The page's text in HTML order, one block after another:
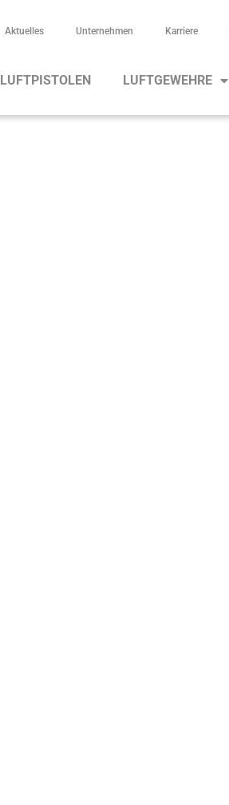
Aktuelles Unternehmen Karriere
LUFTPISTOLEN LUFTGEWEHRE